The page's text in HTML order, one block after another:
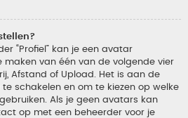
“Profiel” kan je een avatar
van één van de volgende vier
Afstand of Upload. Het is aan de
schakelen en om te kiezen op welke
Als je geen avatars kan
op met een beheerder voor je